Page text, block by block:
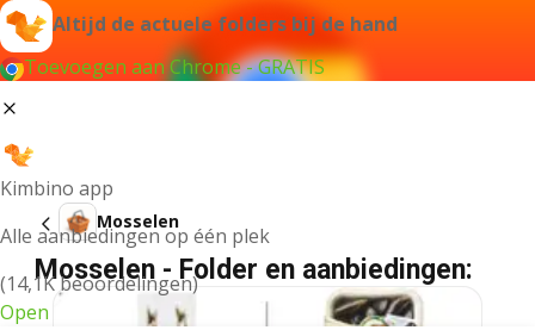
Altijd de actuele folders bij de hand
Toevoegen aan Chrome - GRATIS
Kimbino app
Alle aanbiedingen op één plek
(14,1K beoordelingen)
Open
Mosselen
Mosselen - Folder en aanbiedingen: